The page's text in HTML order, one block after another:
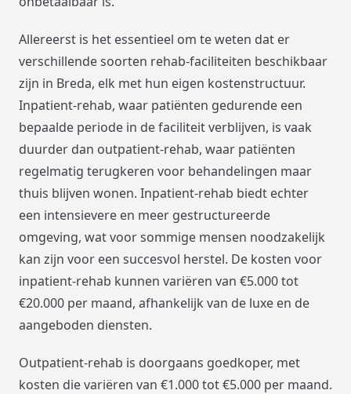
Allereerst is het essentieel om te weten dat er
verschillende soorten rehab-faciliteiten beschikbaar
zijn in Breda, elk met hun eigen kostenstructuur.
Inpatient-rehab, waar patiënten gedurende een
bepaalde periode in de faciliteit verblijven, is vaak
duurder dan outpatient-rehab, waar patiënten
regelmatig terugkeren voor behandelingen maar
thuis blijven wonen. Inpatient-rehab biedt echter
een intensievere en meer gestructureerde
omgeving, wat voor sommige mensen noodzakelijk
kan zijn voor een succesvol herstel. De kosten voor
inpatient-rehab kunnen variëren van €5.000 tot
€20.000 per maand, afhankelijk van de luxe en de
aangeboden diensten.
Outpatient-rehab is doorgaans goedkoper, met
kosten die variëren van €1.000 tot €5.000 per maand.